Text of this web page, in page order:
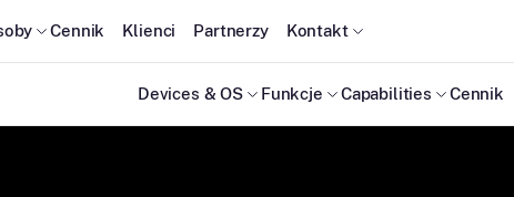
Cennik Klienci Partnerzy Kontakt
Devices & OS Funkcje Capabilities Cennik